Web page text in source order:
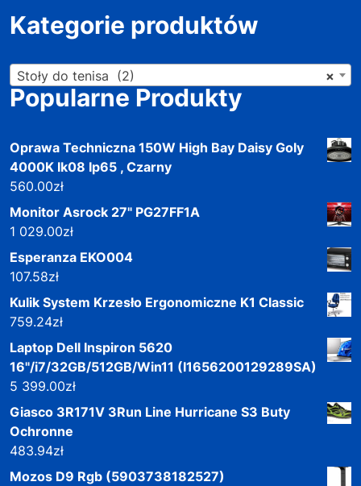
Kategorie produktów
×
Stoły do tenisa (2)
Popularne Produkty
Oprawa Techniczna 150W High Bay Daisy Goly
4000K Ik08 Ip65 , Czarny
560.00zł
Monitor Asrock 27" PG27FF1A
1 029.00zł
Esperanza EKO004
107.58zł
Kulik System Krzesło Ergonomiczne K1 Classic
759.24zł
Laptop Dell Inspiron 5620
16"/i7/32GB/512GB/Win11 (I1656200129289SA)
5 399.00zł
Giasco 3R171V 3Run Line Hurricane S3 Buty
Ochronne
483.94zł
Mozos D9 Rgb (5903738182527)